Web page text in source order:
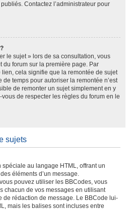
Contactez l’administrateur pour
le sujet » lors de sa consultation, vous
du forum sur la première page. Par
cela signifie que la remontée de sujet
de temps pour autoriser la remontée n’est
de remonter un sujet simplement en y
de respecter les règles du forum en le
sujets
au langage HTML, offrant un
éléments d’un message.
pouvez utiliser les BBCodes, vous
chacun de vos messages en utilisant
de rédaction de message. Le BBCode lui-
mais les balises sont incluses entre